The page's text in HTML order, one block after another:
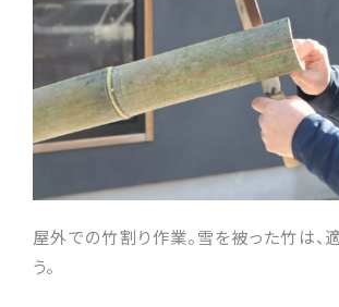
屋外での竹割り作業。雪を被った竹は
う。